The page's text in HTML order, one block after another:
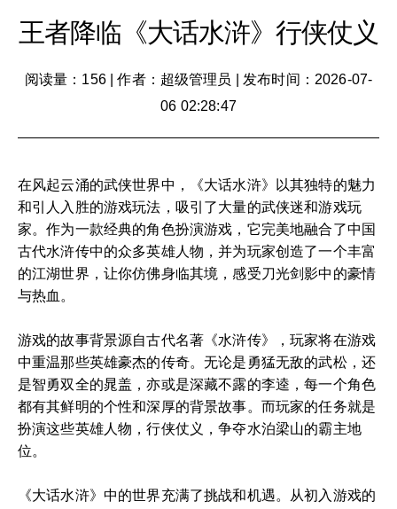
王者降临《大话水浒》行侠仗义
阅读量：156|作者：超级管理员
发布时间：2026-07-
06 02:28:47
在风起云涌的武侠世界中，《大话水浒》以其独特的魅力
和引人入胜的游戏玩法，吸引了大量的武侠迷和游戏玩
家。作为一款经典的角色扮演游戏，它完美地融合了中国
古代水浒传中的众多英雄人物，并为玩家创造了一个丰富
的江湖世界，让你仿佛身临其境，感受刀光剑影中的豪情
与热血。
游戏的故事背景源自古代名著《水浒传》，玩家将在游戏
中重温那些英雄豪杰的传奇。无论是勇猛无敌的武松，还
是智勇双全的晁盖，亦或是深藏不露的李逵，每一个角色
都有其鲜明的个性和深厚的背景故事。而玩家的任务就是
扮演这些英雄人物，行侠仗义，争夺水泊梁山的霸主地
位。
《大话水浒》中的世界充满了挑战和机遇。从初入游戏的